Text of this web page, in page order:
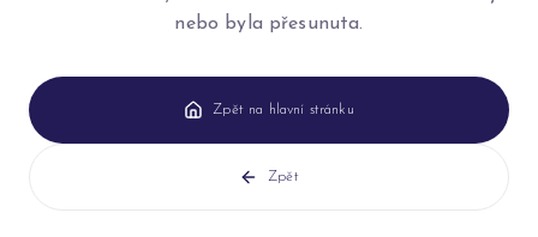
nebo byla přesunuta.
Zpět na hlavní stránku
Zpět